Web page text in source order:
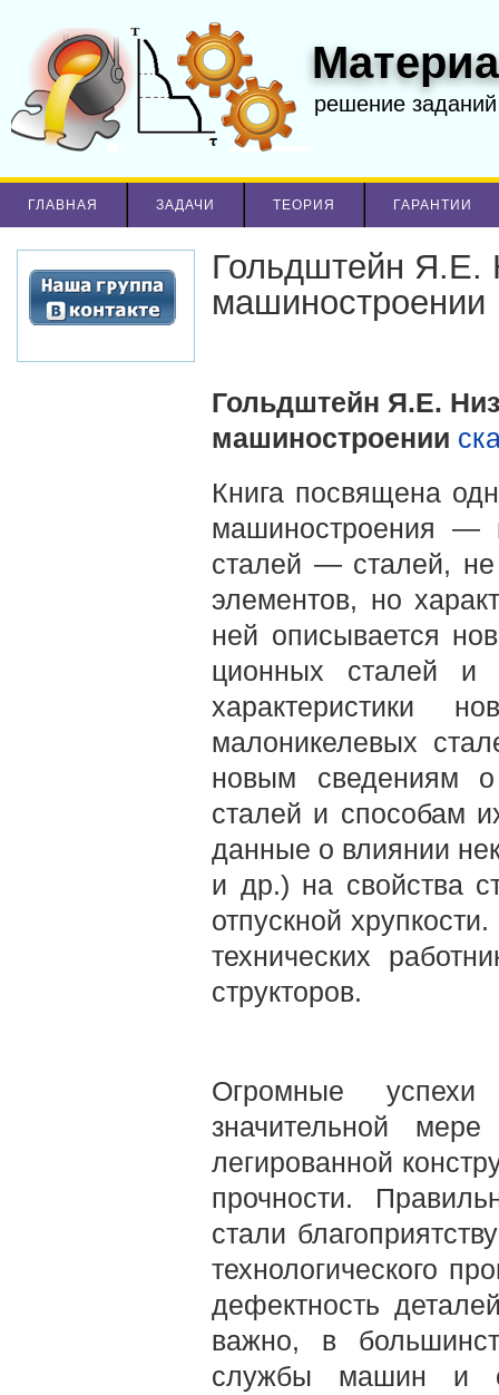
решение
ГЛАВНАЯ ЗАДАЧИ ТЕОРИЯ ГАРАНТИИ
Гольдштейн Я.Е.
машиностроении
Гольдштейн Я.Е.
машиностроении
Книга посвящена
машиностроения —
сталей — сталей,
элементов, но
ней опи­сывается
ционных сталей и
характеристики
малоникелевых
новым сведениям о
сталей и способам
данные о влиянии
и др.) на свойства
отпускной
техни­ческих
структоров.
Огромные успехи
значитель­ной
легированной
прочности.
стали
технологического
дефектность
важно, в
службы машин и